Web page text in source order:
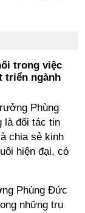
trong việc
triển ngành
Phùng
là đối tác tin
chia sẻ kinh
hiện đại, có
Phùng Đức
những trụ